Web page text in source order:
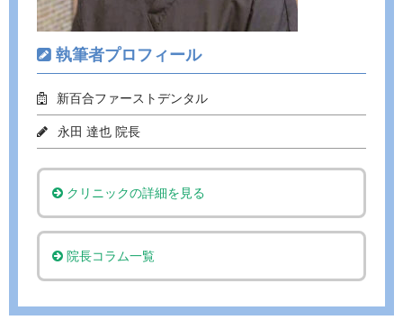
執筆者プロフィール
新百合ファーストデンタル
永田 達也 院長
クリニックの詳細を見る
院長コラム一覧